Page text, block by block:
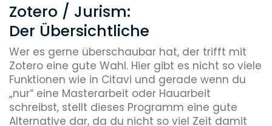
Zotero / Jurism:
Der Übersichtliche
Wer es gerne überschaubar hat, der trifft mit
Zotero eine gute Wahl. Hier gibt es nicht so viele
Funktionen wie in Citavi und gerade wenn du
„nur“ eine Masterarbeit oder Hauarbeit
schreibst, stellt dieses Programm eine gute
Alternative dar, da du nicht so viel Zeit damit